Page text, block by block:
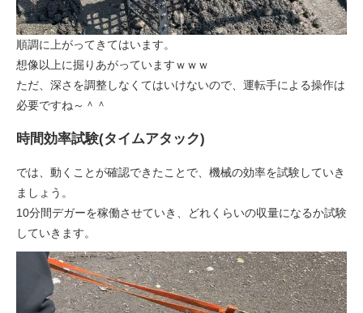
順調に上がってきてはいます。
想像以上に掘りあがっていますｗｗｗ
ただ、深さを調整しなくてはいけないので、運転手による操作は
必要ですね～＾＾
時間効率試験(タイムアタック)
では、動くことが確認できたことで、機械の効率を試験していき
ましょう。
10分間デガーを稼働させていき、どれくらいの収量になるか試験
していきます。